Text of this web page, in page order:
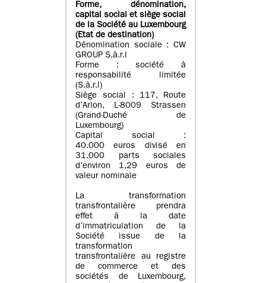
Forme, dénomination,
capital social et siège social
de la Société au Luxembourg
(Etat de destination)
Dénomination sociale : CW
GROUP S.à.r.l
Forme : société à
responsabilité limitée
(S.à.r.l)
Siège social : 117, Route
d’Arlon, L-8009 Strassen
(Grand-Duché de
Luxembourg)
Capital social :
40.000 euros divisé en
31.000 parts sociales
d’environ 1,29 euros de
valeur nominale
La transformation
transfrontalière prendra
effet à la date
d’immatriculation de la
Société issue de la
transformation
transfrontalière au registre
de commerce et des
sociétés de Luxembourg,